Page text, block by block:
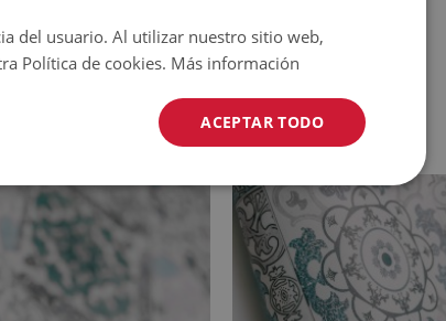
del usuario. Al utilizar nuestro sitio web,
Política de cookies. Más información
ACEPTAR TODO